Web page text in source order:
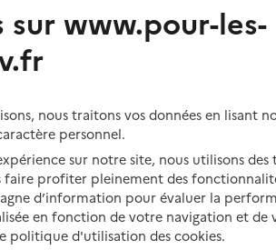
Vivre chez un proche
sur www.pour-les-
nous traitons vos données en lisant
personnel.
sur notre site, nous utilisons des
faire profiter pleinement des
d’information pour évaluer la
en fonction de votre navigation et de
politique d'utilisation des cookies.